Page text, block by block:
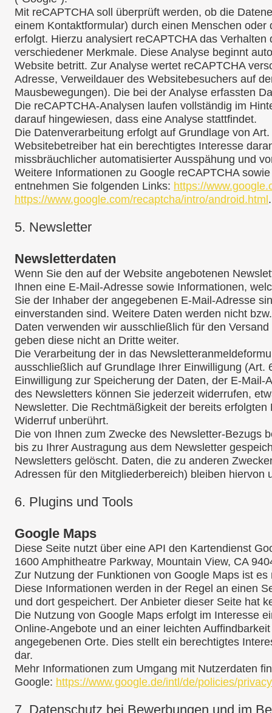
Mit reCAPTCHA soll überprüft werden, ob die
einem Kontaktformular) durch einen Menschen
erfolgt. Hierzu analysiert reCAPTCHA das
verschiedener Merkmale. Diese Analyse beginnt
Website betritt. Zur Analyse wertet reCAPTCHA
Adresse, Verweildauer des Websitebesuchers auf
Mausbewegungen). Die bei der Analyse erfassten
Die reCAPTCHA-Analysen laufen vollständig im
darauf hingewiesen, dass eine Analyse stattfindet.
Die Datenverarbeitung erfolgt auf Grundlage von
Websitebetreiber hat ein berechtigtes Interesse
missbräuchlicher automatisierter Ausspähung und
Weitere Informationen zu Google reCAPTCHA
entnehmen Sie folgenden Links: https://
https://www.google.com/recaptcha/intro/android.html .
5. Newsletter
Newsletterdaten
Wenn Sie den auf der Website angebotenen
Ihnen eine E-Mail-Adresse sowie Informationen,
Sie der Inhaber der angegebenen E-Mail-Adresse
einverstanden sind. Weitere Daten werden nicht
Daten verwenden wir ausschließlich für den
geben diese nicht an Dritte weiter.
Die Verarbeitung der in das
ausschließlich auf Grundlage Ihrer Einwilligung (Art.
Einwilligung zur Speicherung der Daten, der E-
des Newsletters können Sie jederzeit widerrufen,
Newsletter. Die Rechtmäßigkeit der bereits
Widerruf unberührt.
Die von Ihnen zum Zwecke des Newsletter-Bezugs
bis zu Ihrer Austragung aus dem Newsletter
Newsletters gelöscht. Daten, die zu anderen
Adressen für den Mitgliederbereich) bleiben hiervon
6. Plugins und Tools
Google Maps
Diese Seite nutzt über eine API den Kartendienst
1600 Amphitheatre Parkway, Mountain View, CA
Zur Nutzung der Funktionen von Google Maps ist
Diese Informationen werden in der Regel an einen
und dort gespeichert. Der Anbieter dieser Seite hat
Die Nutzung von Google Maps erfolgt im Interesse
Online-Angebote und an einer leichten
angegebenen Orte. Dies stellt ein berechtigtes
dar.
Mehr Informationen zum Umgang mit Nutzerdaten
Google: https://www.google.de/intl/de/policies/
7. Datenschutz bei Bewerbungen und im